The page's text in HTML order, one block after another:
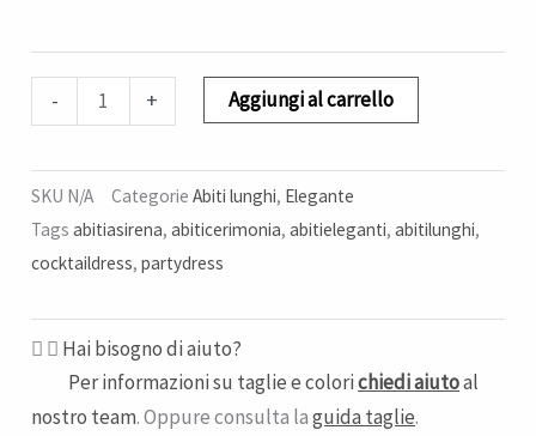
- + Aggiungi al carrello
SKU N/A Categorie Abiti lunghi, Elegante
Tags abitiasirena, abiticerimonia, abitieleganti, abitilunghi,
cocktaildress, partydress
Hai bisogno di aiuto?
Per informazioni su taglie e colorichiedi aiutoal
nostro team. Oppure consulta laguida taglie.